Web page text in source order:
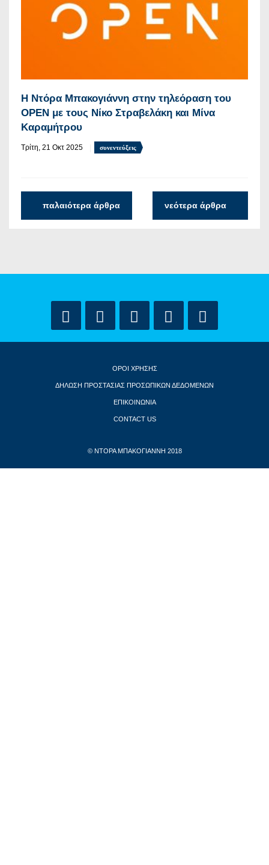
Η Ντόρα Μπακογιάννη στην τηλεόραση του
OPEN με τους Νίκο Στραβελάκη και Μίνα
Καραμήτρου
Τρίτη, 21 Οκτ 2025 συνεντεύξεις
παλαιότερα άρθρα νεότερα άρθρα
ΟΡΟΙ ΧΡΗΣΗΣ
ΔΗΛΩΣΗ ΠΡΟΣΤΑΣΙΑΣ ΠΡΟΣΩΠΙΚΩΝ ΔΕΔΟΜΕΝΩΝ
ΕΠΙΚΟΙΝΩΝΙΑ
CONTACT US
© ΝΤΟΡΑ ΜΠΑΚΟΓΙΑΝΝΗ 2018